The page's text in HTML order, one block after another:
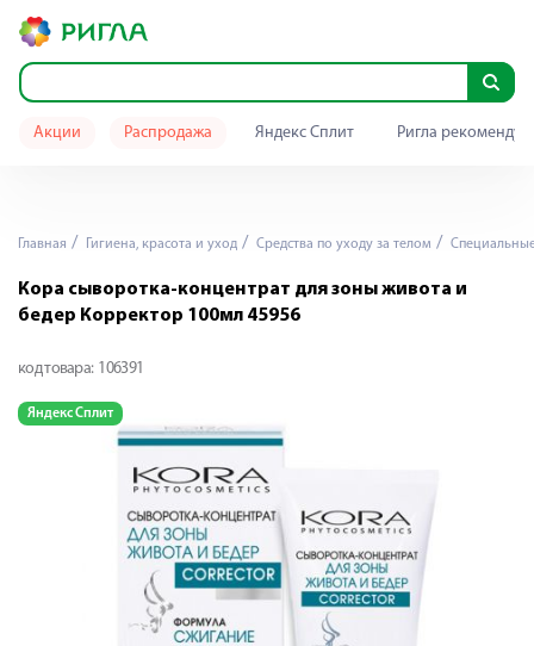
Акции Распродажа Яндекс Сплит Ригла
Главная Гигиена, красота и уход Средства по уходу за телом
Кора сыворотка-концентрат для зоны живота и
бедер Корректор 100мл 45956
код товара: 106391
Яндекс Сплит